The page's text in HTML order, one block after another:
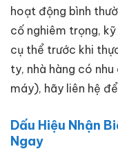
hoạt động bình
cố nghiêm trọng,
cụ thể trước khi
ty, nhà hàng có nhu
máy), hãy liên hệ
Dấu Hiệu Nhận
Ngay